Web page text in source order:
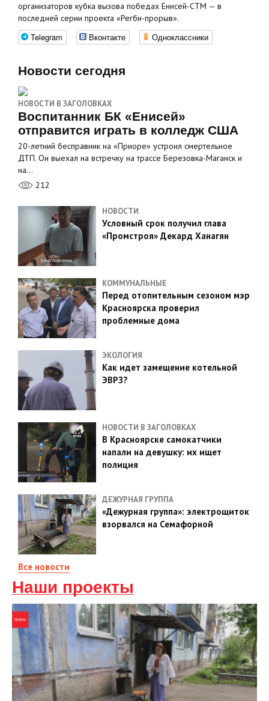
организаторов кубка вызова победах Енисей-СТМ — в
последней серии проекта «Регби-прорыв».
Telegram Вконтакте Одноклассники
Новости сегодня
НОВОСТИ В ЗАГОЛОВКАХ
Воспитанник БК «Енисей»
отправится играть в колледж США
20-летний бесправник на «Приоре» устроил смертельное
ДТП. Он выехал на встречку на трассе Березовка-Маганск и
на…
212
НОВОСТИ
Условный срок получил глава
«Промстроя» Декард Ханагян
КОММУНАЛЬНЫЕ
Перед отопительным сезоном мэр
Красноярска проверил
проблемные дома
ЭКОЛОГИЯ
Как идет замещение котельной
ЭВРЗ?
НОВОСТИ В ЗАГОЛОВКАХ
В Красноярске самокатчики
напали на девушку: их ищет
полиция
ДЕЖУРНАЯ ГРУППА
«Дежурная группа»: электрощиток
взорвался на Семафорной
Все новости
Наши проекты